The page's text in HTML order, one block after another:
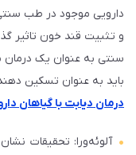
دارویی موجود در طب
و تثبیت قند خون تاثیر
سنتی به عنوان یک درمان
باید به عنوان تسکین
درمان دیابت با گیاهان
آلوئه‌ورا: تحقیقات